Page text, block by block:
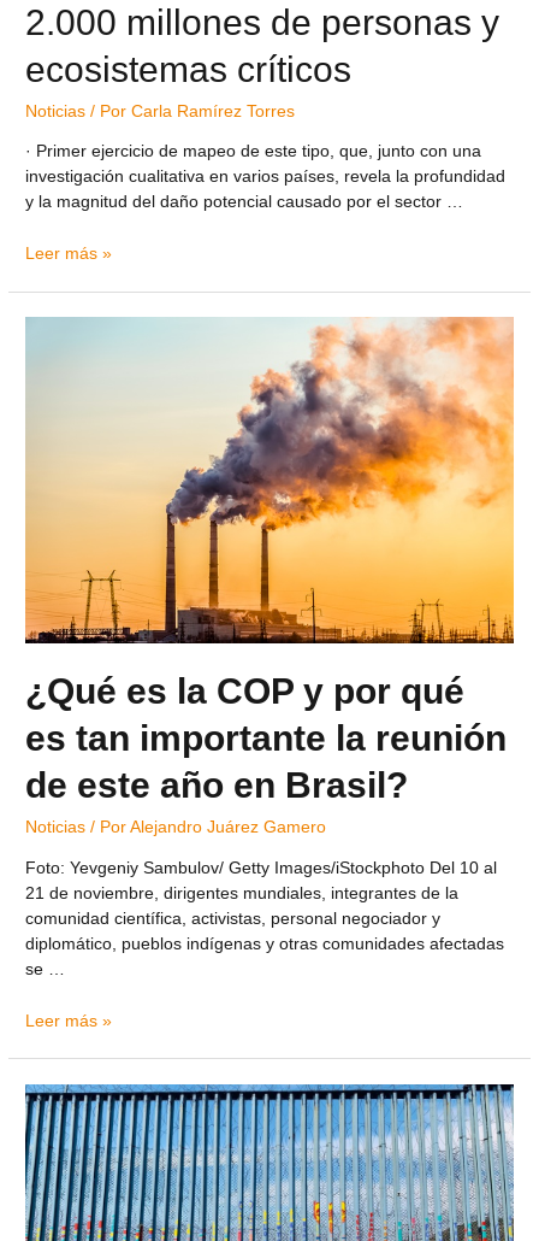
2.000 millones de personas y
ecosistemas críticos
Noticias / PorCarla Ramírez Torres
· Primer ejercicio de mapeo de este tipo, que, junto con una
investigación cualitativa en varios países, revela la profundidad
y la magnitud del daño potencial causado por el sector …
Leer más »
¿Qué es la COP y por qué
es tan importante la reunión
de este año en Brasil?
Noticias / PorAlejandro Juárez Gamero
Foto: Yevgeniy Sambulov/ Getty Images/iStockphoto Del 10 al
21 de noviembre, dirigentes mundiales, integrantes de la
comunidad científica, activistas, personal negociador y
diplomático, pueblos indígenas y otras comunidades afectadas
se …
Leer más »